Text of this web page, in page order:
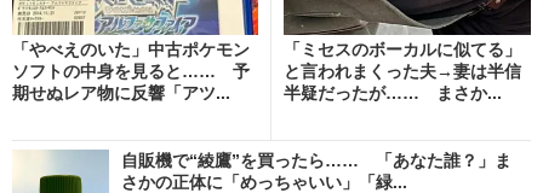
「やべえのいた」中古ポケモン
ソフトの中身を見ると…… 予
期せぬレア物に反響「アツ...
「ミセスのボーカルに似てる」
と言われまくった夫→妻は半信
半疑だったが…… まさか...
自販機で“綾鷹”を買ったら…… 「あなた誰？」ま
さかの正体に「めっちゃいい」「緑...